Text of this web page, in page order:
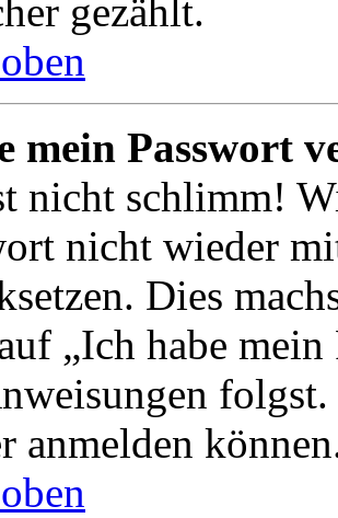
gezählt.
mein Passwort
nicht schlimm!
nicht wieder
Dies
„Ich habe
anmelden